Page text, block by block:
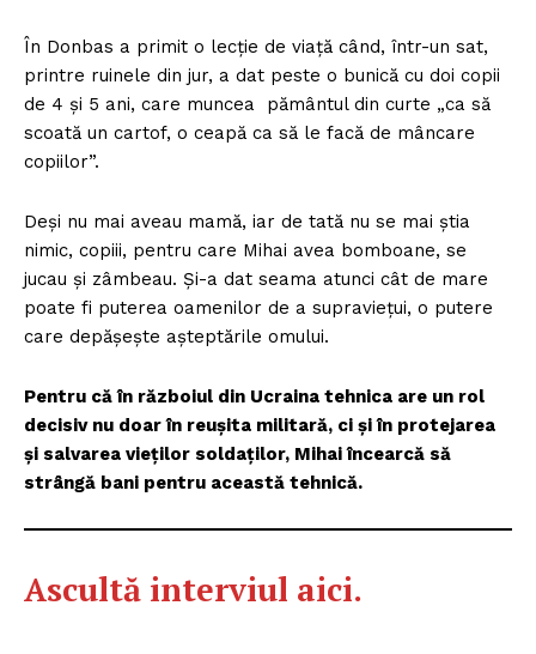
În Donbas a primit o lecție de viață când, într-un sat,
printre ruinele din jur, a dat peste o bunică cu doi copii
de 4 și 5 ani, care muncea pământul din curte „ca să
scoată un cartof, o ceapă ca să le facă de mâncare
copiilor”.
Deși nu mai aveau mamă, iar de tată nu se mai știa
nimic, copiii, pentru care Mihai avea bomboane, se
jucau și zâmbeau. Și-a dat seama atunci cât de mare
poate fi puterea oamenilor de a supraviețui, o putere
care depășește așteptările omului.
Pentru că în războiul din Ucraina tehnica are un rol
decisiv nu doar în reușita militară, ci și în protejarea
și salvarea vieților soldaților, Mihai încearcă să
strângă bani pentru această tehnică.
Ascultă interviul aici.